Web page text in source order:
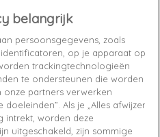
26et lemardi 11/08/26
favorite_border
belangrijk
persoonsgegevens, zoals
op je apparaat op.
trackingtechnologieën
te ondersteunen die worden
partners verwerken
Als je „Alles afwijzen”
intrekt, worden deze
uitgeschakeld, zijn sommige